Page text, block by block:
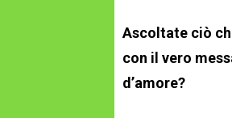
Ascoltate ciò
con il vero
d’amore?